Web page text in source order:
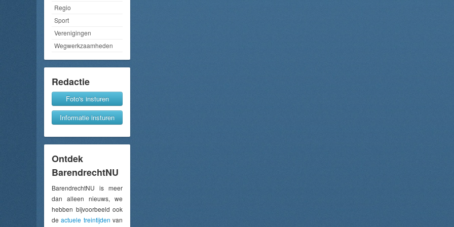
Regio
Sport
Verenigingen
Wegwerkzaamheden
Redactie
Foto's insturen
Informatie insturen
Ontdek
BarendrechtNU
BarendrechtNU is meer
dan alleen nieuws, we
hebben bijvoorbeeld ook
deactuele treintijden van